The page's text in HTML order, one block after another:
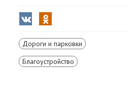
Дороги и парковки
Благоустройство